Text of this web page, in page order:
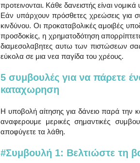
προτεινονται. Κάθε δανειστής είναι
Εάν υπάρχουν πρόσθετες χρεώσεις για
κινδύνου. Οι προκαταβολικές αμοιβές
προσδοκίες, η χρηματοδότηση
διαμεσολαβητες αυτω των πιστώσεων
εύκολα σε μια νεα παγίδα του χρέους.
5 συμβουλές για να πάρετε
καταχωρηση
Η υποβολή αίτησης για δάνειο παρά την
αναφερουμε μερικές σημαντικές
αποφύγετε τα λάθη.
#Συμβουλή 1: Βελτιώστε τη